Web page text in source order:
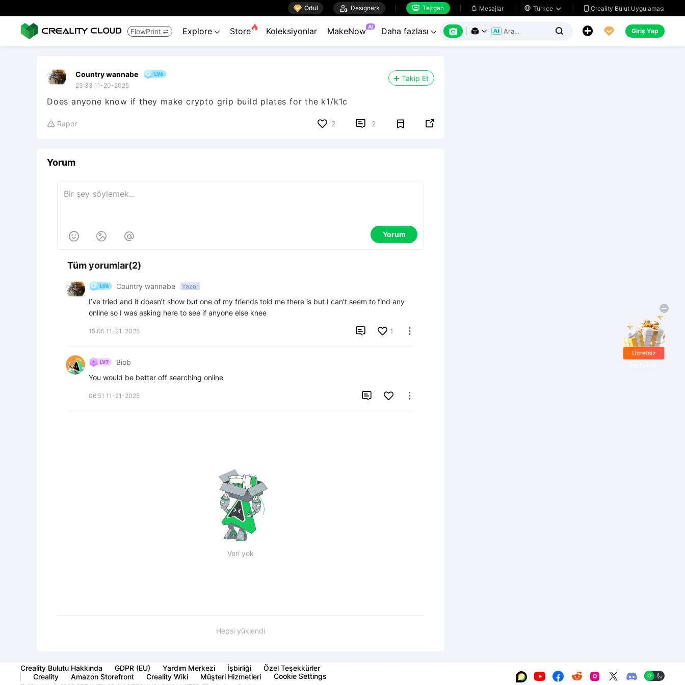
 Ödül  Designers  Tezgah  Mesajlar  Türkçe   Creality Bulut Uygulaması
FlowPrint  Explore  Store Koleksiyonlar MakeNow AI Daha fazlası        Giriş Yap
Country wannabe
23:33 11-20-2025
Takip Et
Does anyone know if they make crypto grip build plates for the k1/k1c
 Rapor 2  2 
Yorum
   Yorum
Tüm yorumlar(2)
Country wannabe Yazar
I’ve tried and it doesn’t show but one of my friends told me there is but I can’t seem to find any
online so I was asking here to see if anyone else knee
15:05 11-21-2025  1 
Biob
You would be better off searching online
06:51 11-21-2025  
Veri yok
Hepsi yüklendi
Creality Bulutu Hakkında GDPR (EU) Yardım Merkezi İşbirliği
Özel Teşekkürler
Creality
Amazon Storefront Creality Wiki Müşteri Hizmetleri Cookie Settings      
Ücretsiz